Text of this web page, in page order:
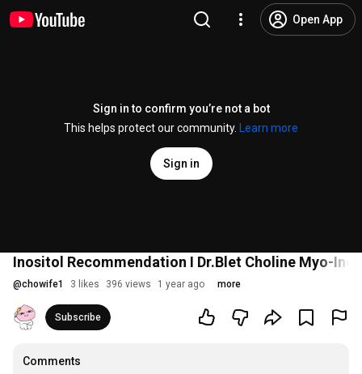
Open App
Sign in to confirm you’re not a bot
This helps protect our community.
Learn more
Sign in
Inositol Recommendation I Dr.Blet Choline Myo-
@chowife1 3 likes 396 views 1 year ago more
Subscribe
Comments